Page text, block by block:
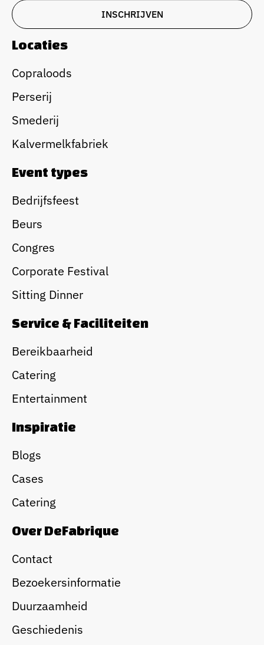
Locaties
Copraloods
Perserij
Smederij
Kalvermelkfabriek
Event types
Bedrijfsfeest
Beurs
Congres
Corporate Festival
Sitting Dinner
Service & Faciliteiten
Bereikbaarheid
Catering
Entertainment
Inspiratie
Blogs
Cases
Catering
Over DeFabrique
Contact
Bezoekersinformatie
Duurzaamheid
Geschiedenis